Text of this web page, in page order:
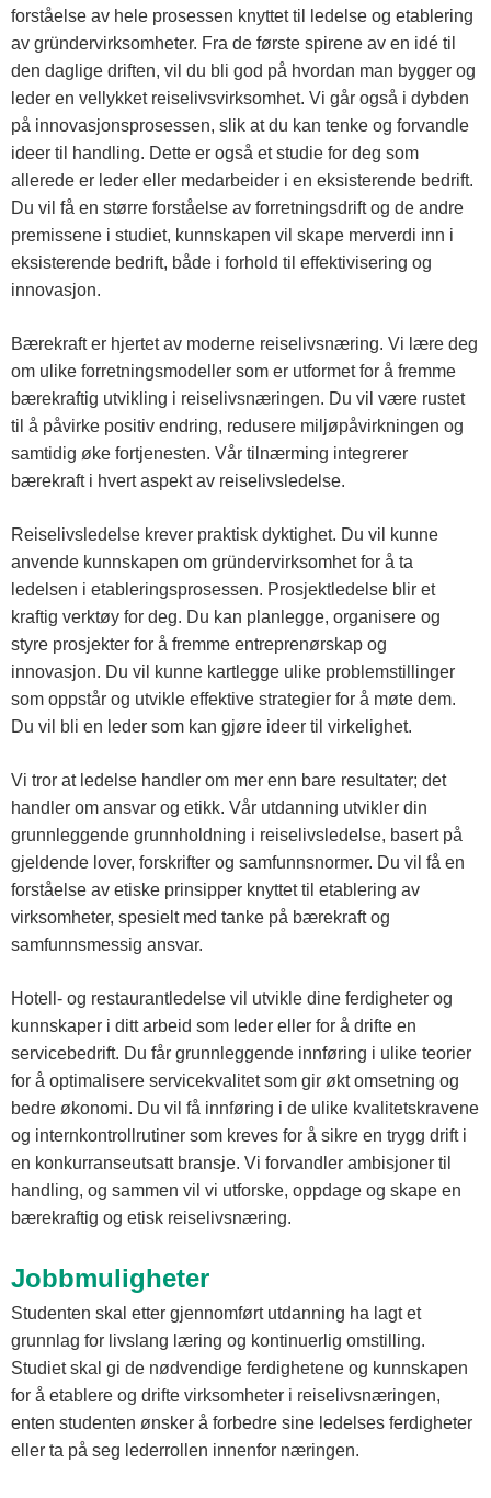
forståelse av hele prosessen knyttet til ledelse og etablering
av gründervirksomheter. Fra de første spirene av en idé til
den daglige driften, vil du bli god på hvordan man bygger og
leder en vellykket reiselivsvirksomhet. Vi går også i dybden
på innovasjonsprosessen, slik at du kan tenke og forvandle
ideer til handling. Dette er også et studie for deg som
allerede er leder eller medarbeider i en eksisterende bedrift.
Du vil få en større forståelse av forretningsdrift og de andre
premissene i studiet, kunnskapen vil skape merverdi inn i
eksisterende bedrift, både i forhold til effektivisering og
innovasjon.
Bærekraft er hjertet av moderne reiselivsnæring. Vi lære deg
om ulike forretningsmodeller som er utformet for å fremme
bærekraftig utvikling i reiselivsnæringen. Du vil være rustet
til å påvirke positiv endring, redusere miljøpåvirkningen og
samtidig øke fortjenesten. Vår tilnærming integrerer
bærekraft i hvert aspekt av reiselivsledelse.
Reiselivsledelse krever praktisk dyktighet. Du vil kunne
anvende kunnskapen om gründervirksomhet for å ta
ledelsen i etableringsprosessen. Prosjektledelse blir et
kraftig verktøy for deg. Du kan planlegge, organisere og
styre prosjekter for å fremme entreprenørskap og
innovasjon. Du vil kunne kartlegge ulike problemstillinger
som oppstår og utvikle effektive strategier for å møte dem.
Du vil bli en leder som kan gjøre ideer til virkelighet.
Vi tror at ledelse handler om mer enn bare resultater; det
handler om ansvar og etikk. Vår utdanning utvikler din
grunnleggende grunnholdning i reiselivsledelse, basert på
gjeldende lover, forskrifter og samfunnsnormer. Du vil få en
forståelse av etiske prinsipper knyttet til etablering av
virksomheter, spesielt med tanke på bærekraft og
samfunnsmessig ansvar.
Hotell- og restaurantledelse vil utvikle dine ferdigheter og
kunnskaper i ditt arbeid som leder eller for å drifte en
servicebedrift. Du får grunnleggende innføring i ulike teorier
for å optimalisere servicekvalitet som gir økt omsetning og
bedre økonomi. Du vil få innføring i de ulike kvalitetskravene
og internkontrollrutiner som kreves for å sikre en trygg drift i
en konkurranseutsatt bransje. Vi forvandler ambisjoner til
handling, og sammen vil vi utforske, oppdage og skape en
bærekraftig og etisk reiselivsnæring.
Jobbmuligheter
Studenten skal etter gjennomført utdanning ha lagt et
grunnlag for livslang læring og kontinuerlig omstilling.
Studiet skal gi de nødvendige ferdighetene og kunnskapen
for å etablere og drifte virksomheter i reiselivsnæringen,
enten studenten ønsker å forbedre sine ledelses ferdigheter
eller ta på seg lederrollen innenfor næringen.